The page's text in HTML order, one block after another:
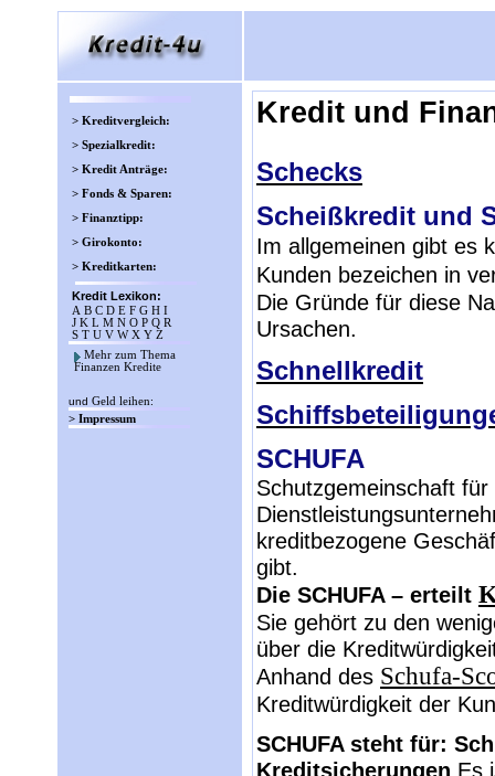
> Kreditvergleich:
> Spezialkredit:
> Kredit Anträge:
> Fonds & Sparen:
> Finanztipp:
> Girokonto:
> Kreditkarten:
Kredit Lexikon:
A B C D E F G H I
J K L M N O P Q R
S T U V WX Y Z
Mehr zum Thema
Finanzen Kredite
und Geld leihen:
> Impressum
Kredit und
Schecks
Scheißkredit und
Im allgemeinen gibt es
Kunden bezeichen in
Die Gründe für diese
Ursachen.
Schnellkredit
SCHUFA
Schutzgemeinschaft
kreditbezogene
gibt.
Die SCHUFA – erteilt
Sie gehört zu den
über die
Anhand des Schufa-
Kreditwürdigkeit der
SCHUFA steht für:
Kreditsicherungen Es